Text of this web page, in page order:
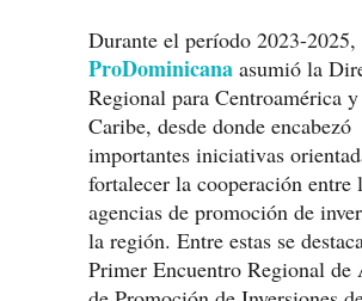
Durante el período 2023-2025,
ProDominicana asumió la
Regional para Centroamérica
Caribe, desde donde encabezó
importantes iniciativas
fortalecer la cooperación entre
agencias de promoción de
la región. Entre estas se
Primer Encuentro Regional de